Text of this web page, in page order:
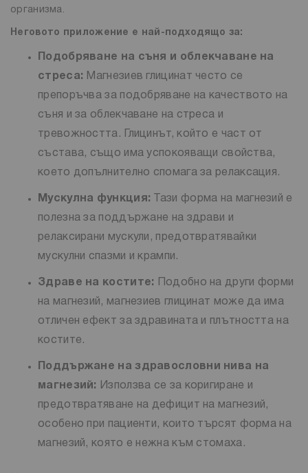
организма.
Неговото приложение е най-подходящо за:
Подобряване на съня и облекчаване на
стреса: Магнезиев глицинат често се
препоръчва за подобряване на качеството на
съня и за облекчаване на стреса и
тревожността. Глицинът, който е част от
състава, също има успокояващи свойства,
което допълнително спомага за релаксация.
Мускулна функция: Тази форма на магнезий е
полезна за поддържане на здрави и
релаксирани мускули, предотвратявайки
мускулни спазми и крампи.
Здраве на костите:
Подобно на други форми
на магнезий, магнезиев глицинат може да има
отличен ефект за здравината и плътността на
костите.
Поддържане на здравословни нива на
магнезий:
Използва се за коригиране и
предотвратяване на дефицит на магнезий,
особено при пациенти, които търсят форма на
магнезий, която е нежна към стомаха.